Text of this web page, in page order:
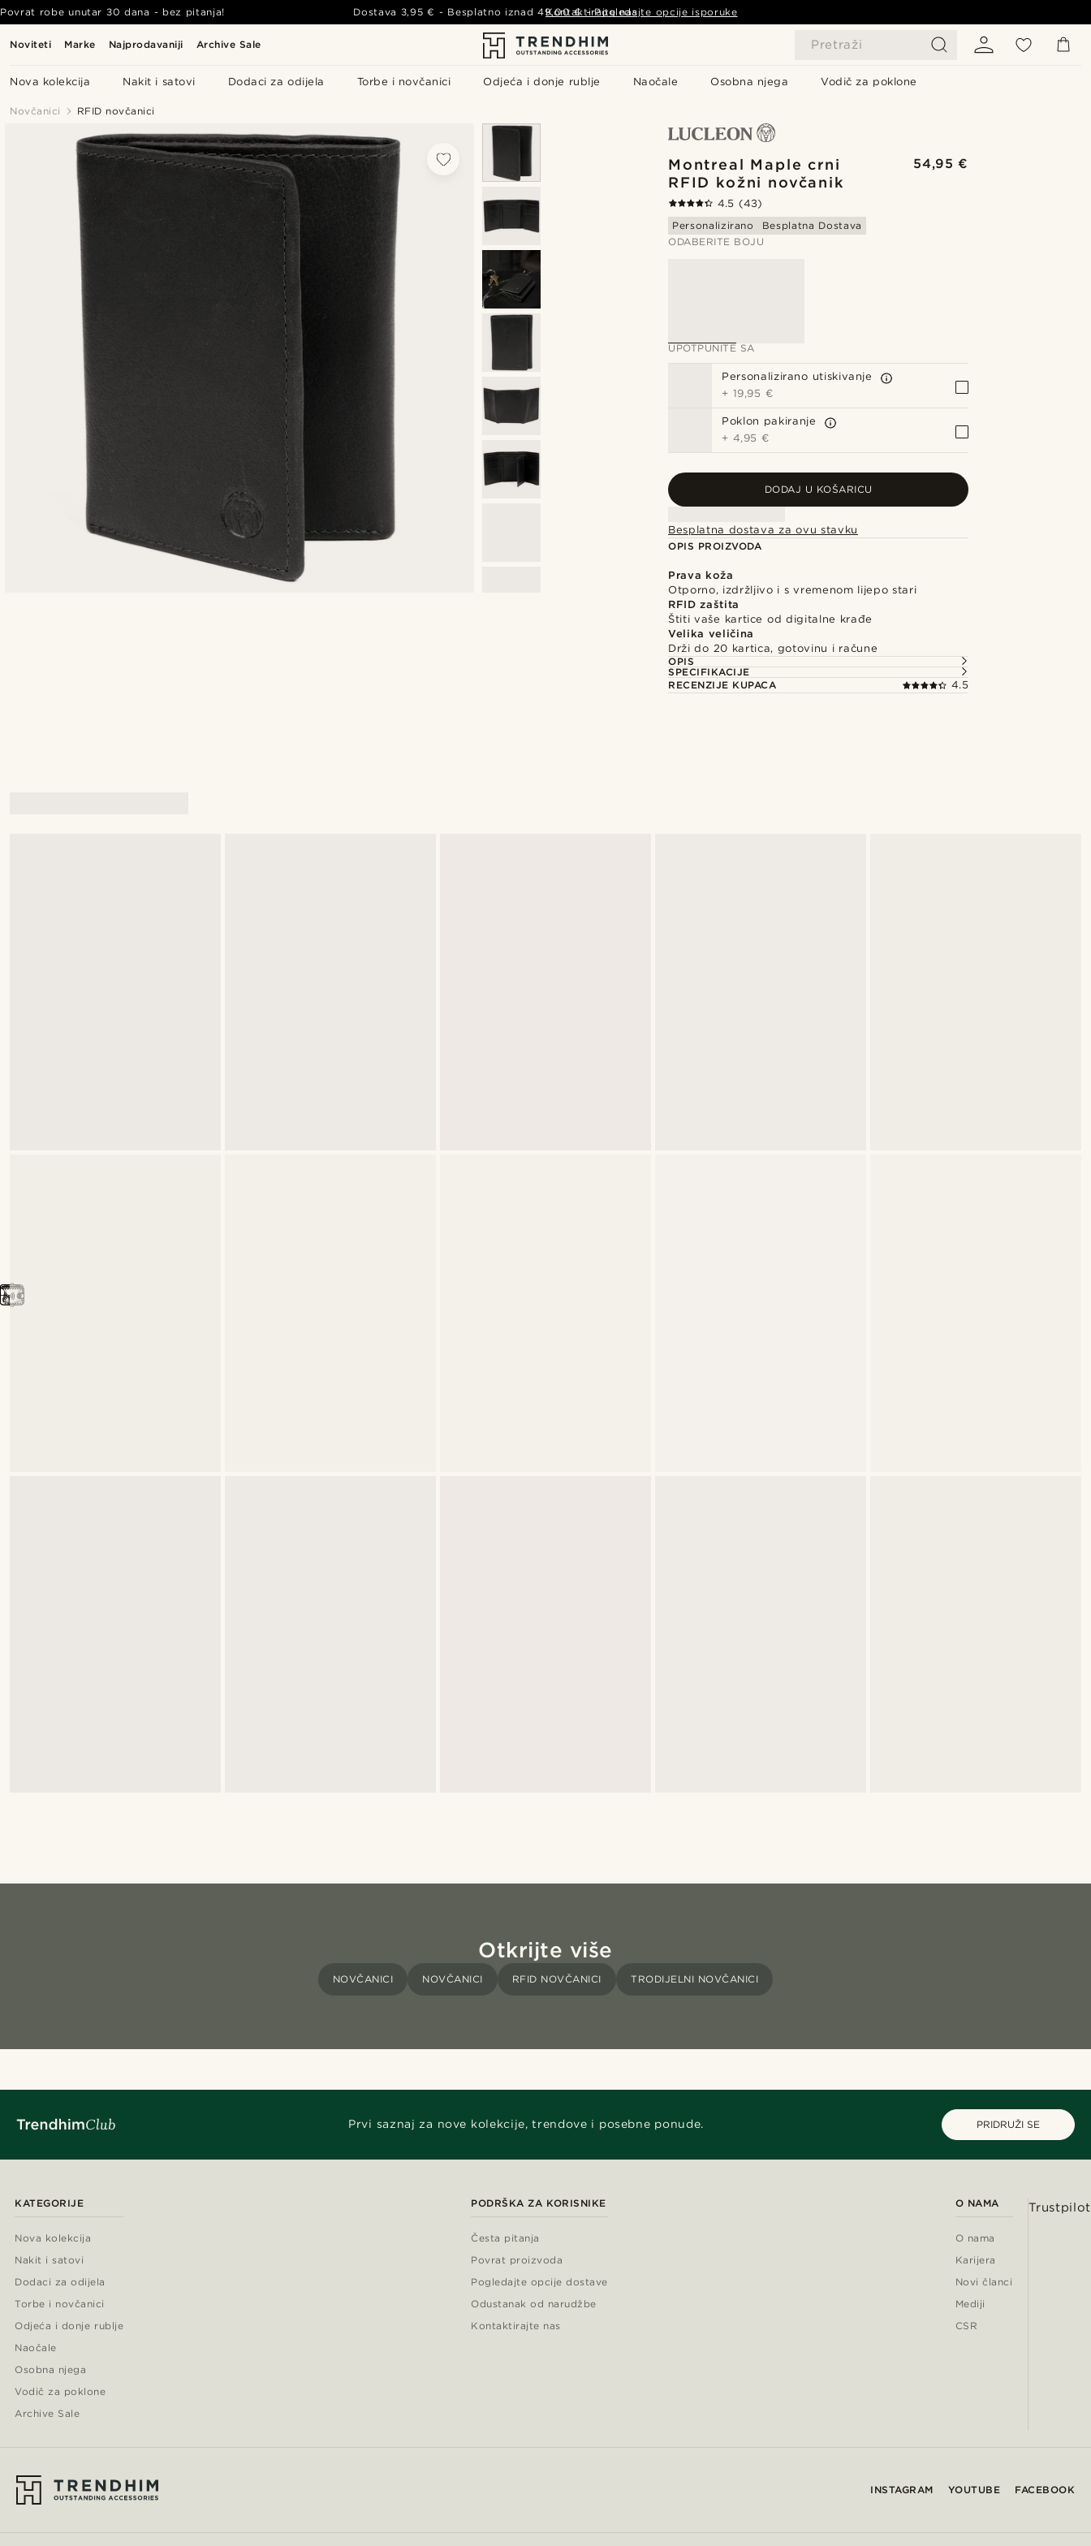
Noviteti Marke Najprodavaniji Archive Sale Pretraži
Nova kolekcija Nakit i satovi Dodaci za odijela Torbe i novčanici Odjeća i donje rublje Naočale Osobna njega Vodič za poklone
Povrat robe unutar 30 dana - bez pitanja! Dostava 3,95 € - Besplatno iznad49,00 € - Pogledajte opcije isporuke
Kontaktirajte nas
Novčanici RFID novčanici
Montreal Maple crni
RFID kožni novčanik
54,95 €
4.5 (43)
Personalizirano
Besplatna Dostava
ODABERITE BOJU
UPOTPUNITE SA
Personalizirano utiskivanje
+ 19,95 €
Poklon pakiranje
+ 4,95 €
DODAJ U KOŠARICU
Besplatna dostava za ovu stavku
OPIS PROIZVODA
Prava koža
Otporno, izdržljivo i s vremenom lijepo stari
RFID zaštita
Štiti vaše kartice od digitalne krađe
Velika veličina
Drži do 20 kartica, gotovinu i račune
OPIS
SPECIFIKACIJE
RECENZIJE KUPACA
4.5
Otkrijte više
NOVČANICI NOVČANICI RFID NOVČANICI TRODIJELNI NOVČANICI
Prvi saznaj za nove kolekcije, trendove i posebne ponude. PRIDRUŽI SE
KATEGORIJE
Nova kolekcija
Nakit i satovi
Dodaci za odijela
Torbe i novčanici
Odjeća i donje rublje
Naočale
Osobna njega
Vodič za poklone
Archive Sale
PODRŠKA ZA KORISNIKE
Česta pitanja
Povrat proizvoda
Pogledajte opcije dostave
Odustanak od narudžbe
Kontaktirajte nas
O NAMA
O nama
Karijera
Novi članci
Mediji
CSR
Trustpilot
INSTAGRAM YOUTUBE FACEBOOK